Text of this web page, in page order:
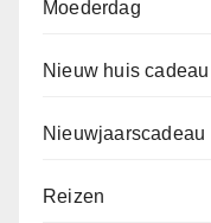
Moederdag
Nieuw huis cadeau
Nieuwjaarscadeau
Reizen